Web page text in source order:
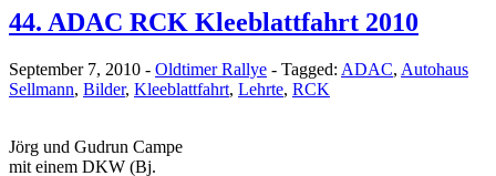
44. ADAC RCK Kleeblattfahrt 2010
September 7, 2010 - Oldtimer Rallye - Tagged: ADAC, Autohaus
Sellmann, Bilder, Kleeblattfahrt, Lehrte, RCK
Jörg und Gudrun Campe
mit einem DKW (Bj.